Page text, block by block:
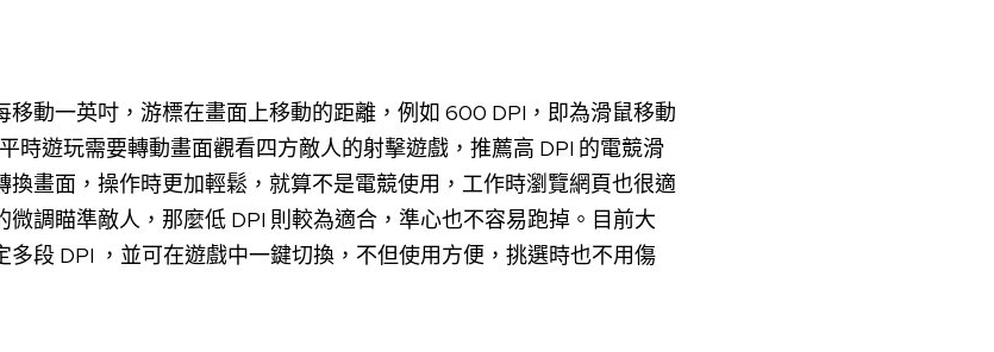
移動一英吋，游標在畫面上移動的距離，例如 600 DPI，即為滑鼠移動
時遊玩需要轉動畫面觀看四方敵人的射擊遊戲，推薦高 DPI 的電競滑
換畫面，操作時更加輕鬆，就算不是電競使用，工作時瀏覽網頁也很適
調瞄準敵人，那麼低 DPI 則較為適合，準心也不容易跑掉。目前大
段 DPI ，並可在遊戲中一鍵切換，不但使用方便，挑選時也不用傷